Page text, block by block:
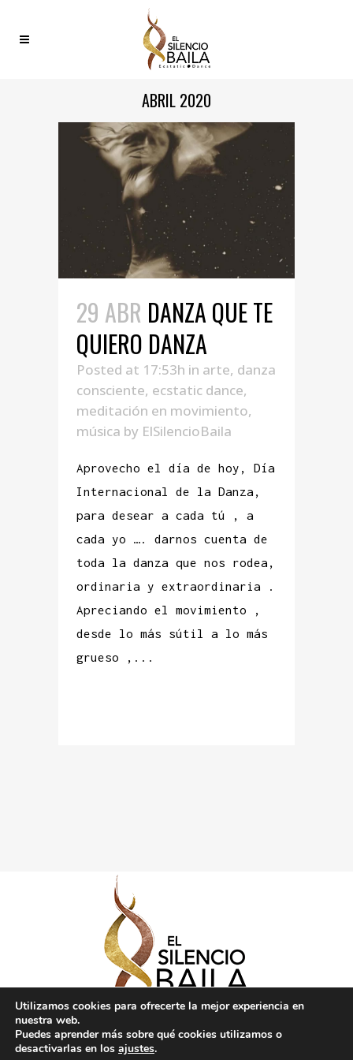
ABRIL 2020
29 ABR DANZA QUE TE
QUIERO DANZA
Posted at 17:53h in arte, danza
consciente, ecstatic dance,
meditación en movimiento,
música by ElSilencioBaila
Aprovecho el día de hoy, Día
Internacional de la Danza,
para desear a cada tú , a
cada yo …. darnos cuenta de
toda la danza que nos rodea,
ordinaria y extraordinaria .
Apreciando el movimiento ,
desde lo más sútil a lo más
grueso ,...
Utilizamos cookies para ofrecerte la mejor experiencia en
nuestra web.
Puedes aprender más sobre qué cookies utilizamos o
desactivarlas en los ajustes.